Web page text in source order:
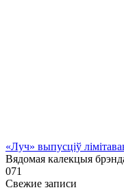
«Луч» выпусціў
Вядомая калекцыя
071
Свежие записи